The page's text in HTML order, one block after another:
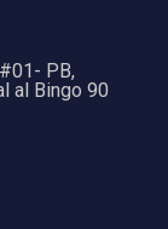
PB,
al Bingo 90